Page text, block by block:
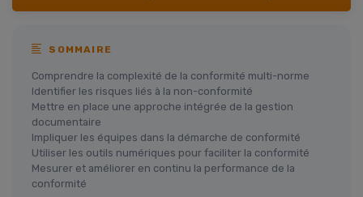
SOMMAIRE
Comprendre la complexité de la conformité multi-norme
Identifier les risques liés à la non-conformité
Mettre en place une approche intégrée de la gestion
documentaire
Impliquer les équipes dans la démarche de conformité
Utiliser les outils numériques pour faciliter la conformité
Mesurer et améliorer en continu la performance de la
conformité